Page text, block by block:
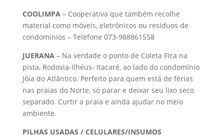
COOLIMPA– Cooperativa que também recolhe
material como móveis, eletrônicos ou resíduos de
condomínios – Telefone 073-988861558
JUERANA– Na verdade o ponto de Coleta Fica na
pista, Rodovia-Ilhéus- Itacaré, ao lado do condomínio
Jóia do Atlântico. Perfeito para quem está de férias
nas praias do Norte, só parar e deixar seu lixo seco
separado. Curtir a praia e ainda ajudar no meio
ambiente.
PILHAS USADAS / CELULARES/INSUMOS